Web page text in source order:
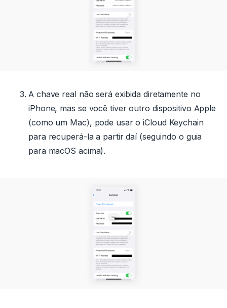
A chave real não será exibida diretamente no
iPhone, mas se você tiver outro dispositivo Apple
(como um Mac), pode usar o iCloud Keychain
para recuperá-la a partir daí (seguindo o guia
para macOS acima).